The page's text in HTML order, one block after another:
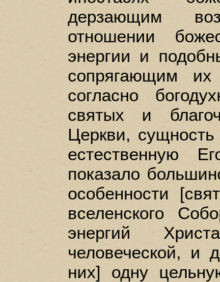
дерзающим
отношении
энергии и
сопрягающим
согласно
святых и
Церкви,
естественную
показало
особенности
вселенского
энергий
человеческой, и
них] одну